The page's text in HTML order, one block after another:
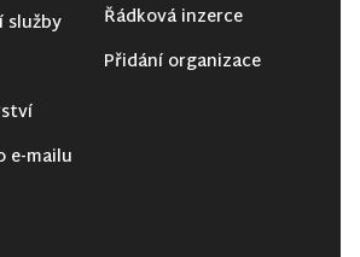
služby
e-mailu
Řádková inzerce
Přidání organizace